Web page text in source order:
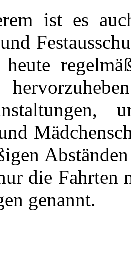
ist es
die Fahrten
genannt.